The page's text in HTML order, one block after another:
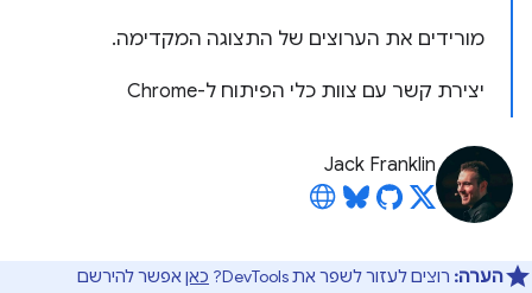
מורידים את הערוצים של התצוגה המקדימה.
יצירת קשר עם צוות כלי הפיתוח ל-Chrome
Jack Franklin
הערה: רוצים לעזור לשפר את DevTools? כאןאפשר להירשם